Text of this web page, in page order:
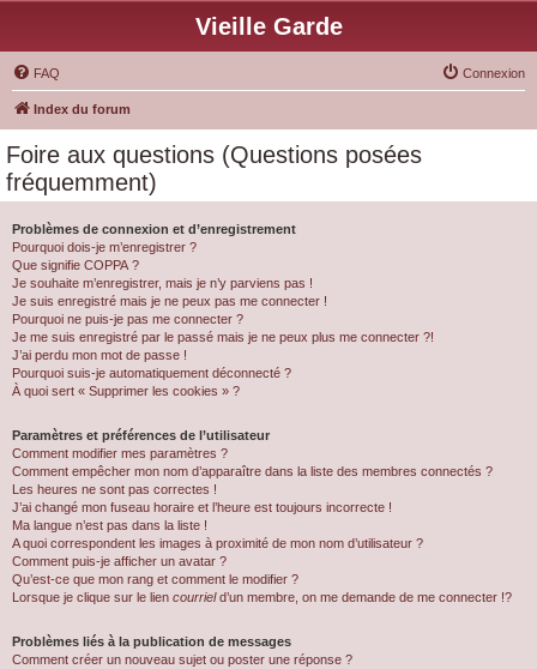
Vieille Garde
FAQ Connexion
Index du forum
Foire aux questions (Questions posées
fréquemment)
Problèmes de connexion et d’enregistrement
Pourquoi dois-je m’enregistrer ?
Que signifie COPPA ?
Je souhaite m’enregistrer, mais je n’y parviens pas !
Je suis enregistré mais je ne peux pas me connecter !
Pourquoi ne puis-je pas me connecter ?
Je me suis enregistré par le passé mais je ne peux plus me connecter ?!
J’ai perdu mon mot de passe !
Pourquoi suis-je automatiquement déconnecté ?
À quoi sert « Supprimer les cookies » ?
Paramètres et préférences de l’utilisateur
Comment modifier mes paramètres ?
Comment empêcher mon nom d’apparaître dans la liste des membres connectés ?
Les heures ne sont pas correctes !
J’ai changé mon fuseau horaire et l’heure est toujours incorrecte !
Ma langue n’est pas dans la liste !
A quoi correspondent les images à proximité de mon nom d’utilisateur ?
Comment puis-je afficher un avatar ?
Qu’est-ce que mon rang et comment le modifier ?
Lorsque je clique sur le lien courrield’un membre, on me demande de me connecter !?
Problèmes liés à la publication de messages
Comment créer un nouveau sujet ou poster une réponse ?